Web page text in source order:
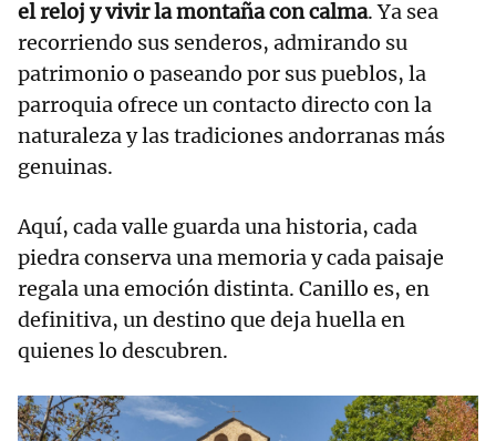
el reloj y vivir la montaña con calma. Ya sea
recorriendo sus senderos, admirando su
patrimonio o paseando por sus pueblos, la
parroquia ofrece un contacto directo con la
naturaleza y las tradiciones andorranas más
genuinas.
Aquí, cada valle guarda una historia, cada
piedra conserva una memoria y cada paisaje
regala una emoción distinta. Canillo es, en
definitiva, un destino que deja huella en
quienes lo descubren.